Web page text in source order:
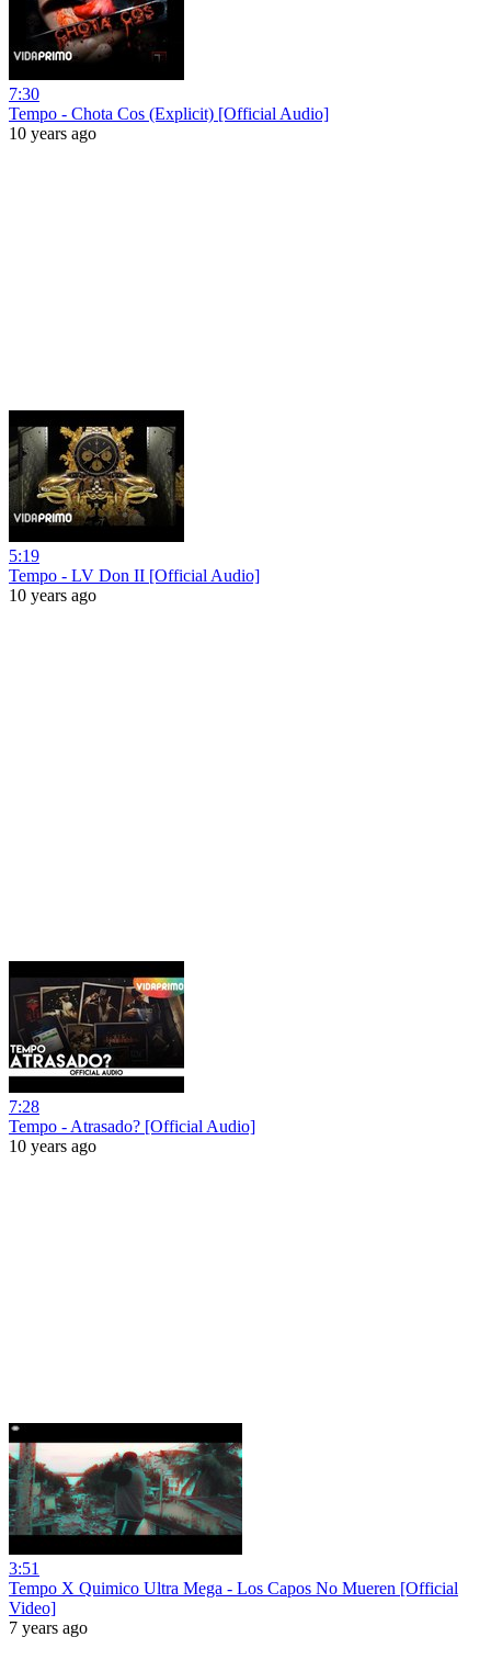
7:30
Tempo - Chota Cos (Explicit) [Official Audio]
10 years ago
5:19
Tempo - LV Don II [Official Audio]
10 years ago
7:28
Tempo - Atrasado? [Official Audio]
10 years ago
3:51
Tempo X Quimico Ultra Mega - Los Capos No Mueren [Official
Video]
7 years ago